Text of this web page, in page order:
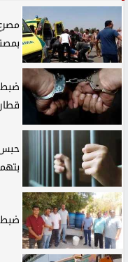
ضبط 500 لتر لبن فاسد، وطن و400...